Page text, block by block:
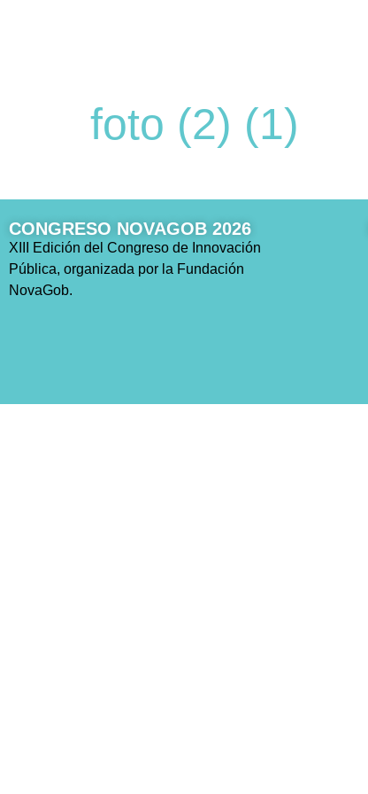
foto (2) (1)
CONGRESO NOVAGOB 2026
XIII Edición del Congreso de Innovación
Pública, organizada por la Fundación
NovaGob.